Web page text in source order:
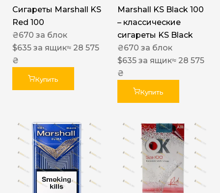
Сигареты Marshall KS
Red 100
₴670 за блок
$635 за ящик≈ 28 575
₴
Купить
Marshall KS Black 100
– классические
сигареты KS Black
₴670 за блок
$635 за ящик≈ 28 575
₴
Купить